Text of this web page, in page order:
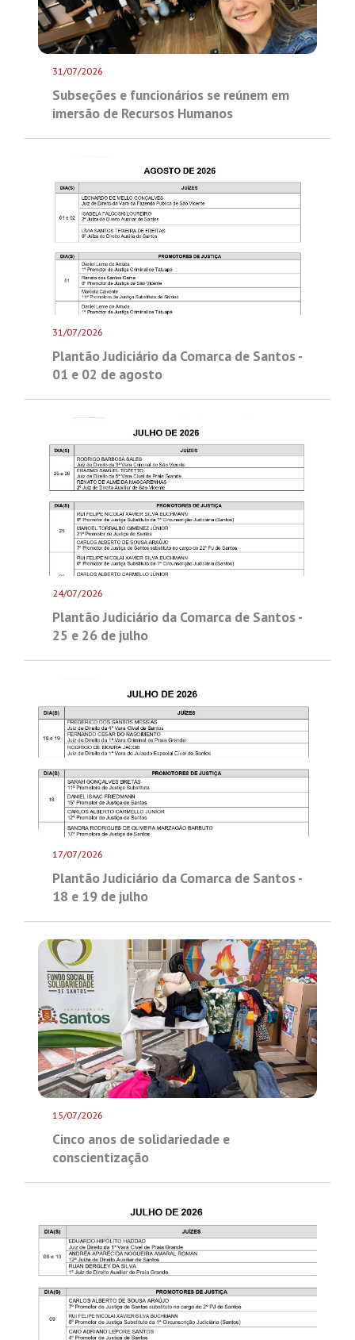
31/07/2026
Subseções e funcionários se reúnem em
imersão de Recursos Humanos
31/07/2026
Plantão Judiciário da Comarca de Santos -
01 e 02 de agosto
24/07/2026
Plantão Judiciário da Comarca de Santos -
25 e 26 de julho
17/07/2026
Plantão Judiciário da Comarca de Santos -
18 e 19 de julho
15/07/2026
Cinco anos de solidariedade e
conscientização